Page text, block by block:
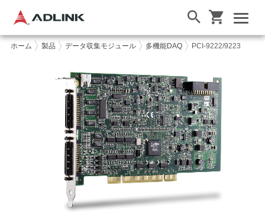
ホーム 製品 データ収集モジュール 多機能DAQ PCI-9222/9223